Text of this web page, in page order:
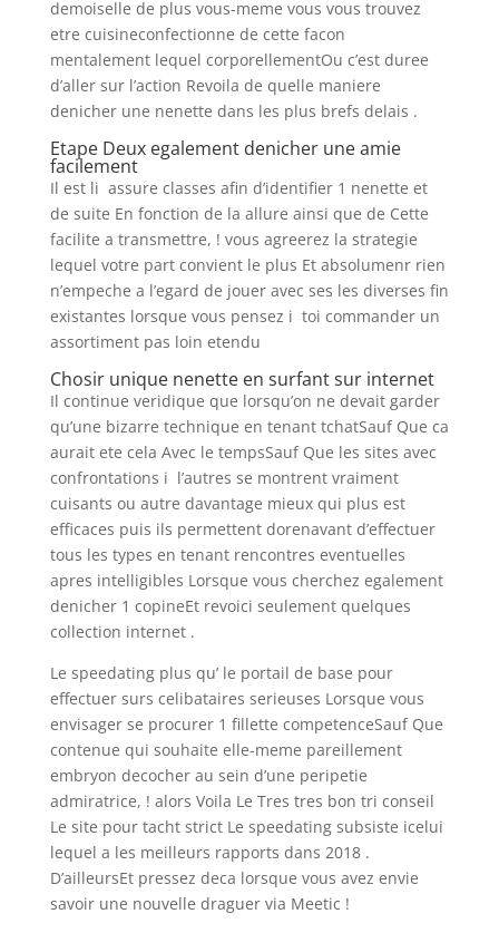
demoiselle de plus vous-meme vous vous trouvez
etre cuisineconfectionne de cette facon
mentalement lequel corporellementOu c’est duree
d’aller sur l’action Revoila de quelle maniere
denicher une nenette dans les plus brefs delais .
Etape Deux egalement denicher une amie
facilement
Il est li assure classes afin d’identifier 1 nenette et
de suite En fonction de la allure ainsi que de Cette
facilite a transmettre, ! vous agreerez la strategie
lequel votre part convient le plus Et absolumenr rien
n’empeche a l’egard de jouer avec ses les diverses fin
existantes lorsque vous pensez i toi commander un
assortiment pas loin etendu
Chosir unique nenette en surfant sur internet
Il continue veridique que lorsqu’on ne devait garder
qu’une bizarre technique en tenant tchatSauf Que ca
aurait ete cela Avec le tempsSauf Que les sites avec
confrontations i l’autres se montrent vraiment
cuisants ou autre davantage mieux qui plus est
efficaces puis ils permettent dorenavant d’effectuer
tous les types en tenant rencontres eventuelles
apres intelligibles Lorsque vous cherchez egalement
denicher 1 copineEt revoici seulement quelques
collection internet .
Le speedating plus qu’ le portail de base pour
effectuer surs celibataires serieuses Lorsque vous
envisager se procurer 1 fillette competenceSauf Que
contenue qui souhaite elle-meme pareillement
embryon decocher au sein d’une peripetie
admiratrice, ! alors Voila Le Tres tres bon tri conseil
Le site pour tacht strict Le speedating subsiste icelui
lequel a les meilleurs rapports dans 2018 .
D’ailleursEt pressez deca lorsque vous avez envie
savoir une nouvelle draguer via Meetic !